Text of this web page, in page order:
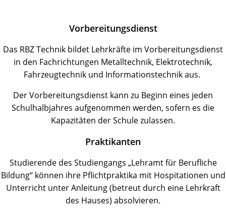
Vorbereitungsdienst
Das RBZ Technik bildet Lehrkräfte im Vorbereitungsdienst
in den Fachrichtungen Metalltechnik, Elektrotechnik,
Fahrzeugtechnik und Informationstechnik aus.
Der Vorbereitungsdienst kann zu Beginn eines jeden
Schulhalbjahres aufgenommen werden, sofern es die
Kapazitäten der Schule zulassen.
Praktikanten
Studierende des Studiengangs „Lehramt für Berufliche
Bildung“ können ihre Pflichtpraktika mit Hospitationen und
Unterricht unter Anleitung (betreut durch eine Lehrkraft
des Hauses) absolvieren.